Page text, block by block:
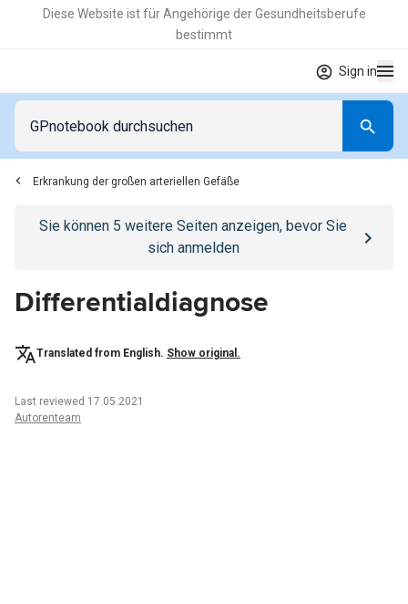
Diese Website ist für Angehörige der Gesundheitsberufe
bestimmt
Sign in
Erkrankung der großen arteriellen Gefäße
Go to/anmeldenpage
Sie können 5 weitere Seiten anzeigen, bevor Sie
sich anmelden
Differentialdiagnose
Translated from English. Show original.
Last reviewed 17.05.2021
Autorenteam